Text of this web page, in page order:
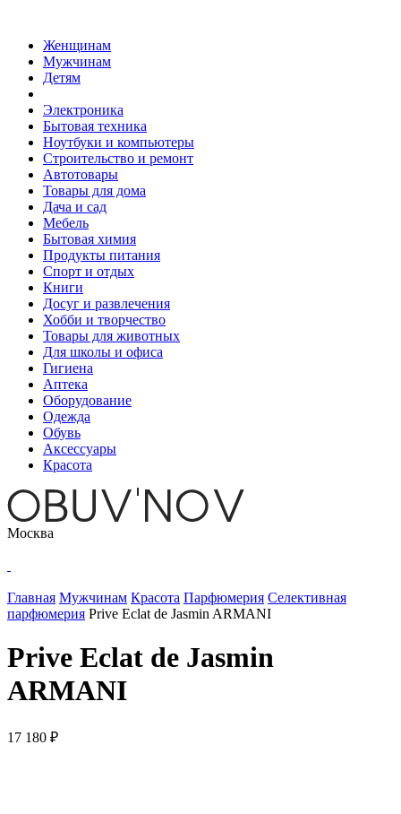
Женщинам
Мужчинам
Детям
Электроника
Бытовая техника
Ноутбуки и компьютеры
Строительство и ремонт
Автотовары
Товары для дома
Дача и сад
Мебель
Бытовая химия
Продукты питания
Спорт и отдых
Книги
Досуг и развлечения
Хобби и творчество
Товары для животных
Для школы и офиса
Гигиена
Аптека
Оборудование
Одежда
Обувь
Аксессуары
Красота
Москва
Главная Мужчинам Красота Парфюмерия Селективная
парфюмерия Prive Eclat de Jasmin ARMANI
Prive Eclat de Jasmin
ARMANI
17 180 ₽